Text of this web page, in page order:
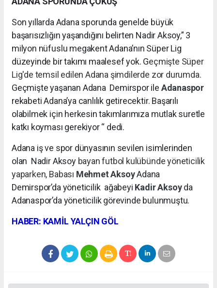
Son yıllarda Adana sporunda genelde büyük
başarısızlığın yaşandığını belirten Nadir Aksoy,” 3
milyon nüfuslu megakent Adana’nın Süper Lig
düzeyinde bir takımı maalesef yok. Geçmişte Süper
Lig'de temsil edilen Adana şimdilerde zor durumda.
Geçmişte yaşanan Adana Demirspor ile Adanaspor
rekabeti Adana’ya canlılık getirecektir. Başarılı
olabilmek için herkesin takımlarımıza mutlak suretle
katkı koyması gerekiyor “ dedi.
Adana iş ve spor dünyasının sevilen isimlerinden
olan Nadir Aksoy bayan futbol kulübünde yöneticilik
yaparken, Babası Mehmet AksoyAdana
Demirspor’da yöneticilik ağabeyi Kadir Aksoyda
Adanaspor’da yöneticilik görevinde bulunmuştu.
HABER: KAMİL YALÇIN GÖL